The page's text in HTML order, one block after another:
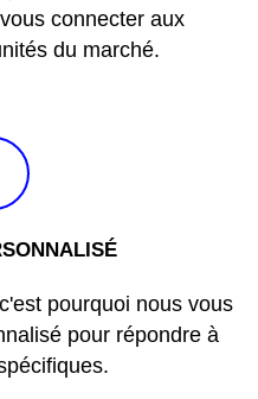
connecter aux
du marché.
pourquoi nous vous
pour répondre à